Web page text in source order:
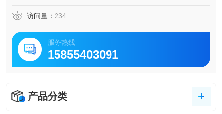
访问量： 234
服务热线
15855403091
产品分类